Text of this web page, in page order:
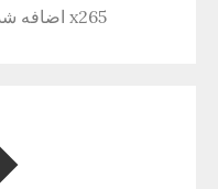
x265 اضافه شد کیفیت ۴۸۰p اضافه…